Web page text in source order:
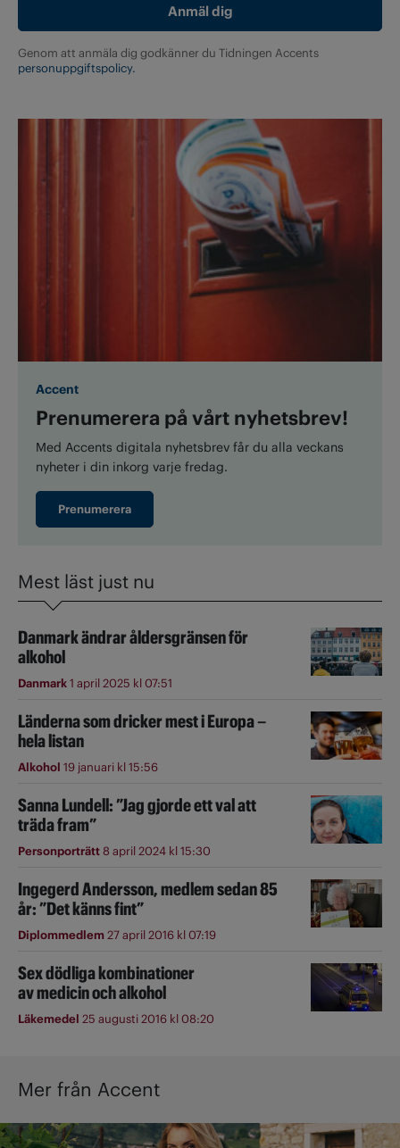
Genom att anmäla dig godkänner du Tidningen Accents
personuppgiftspolicy.
Accent
Prenumerera på vårt nyhetsbrev!
Med Accents digitala nyhetsbrev får du alla veckans
nyheter i din inkorg varje fredag.
Prenumerera
Mest läst just nu
Danmark ändrar åldersgränsen för
alkohol
Danmark1 april 2025 kl 07:51
Länderna som dricker mest i Europa –
hela listan
Alkohol 19 januari kl 15:56
Sanna Lundell: ”Jag gjorde ett val att
träda fram”
Personporträtt8 april 2024 kl 15:30
Ingegerd Andersson, medlem sedan 85
år: ”Det känns fint”
Diplommedlem27 april 2016 kl 07:19
Sex dödliga kombinationer
av medicin och alkohol
Läkemedel 25 augusti 2016 kl 08:20
Mer från Accent